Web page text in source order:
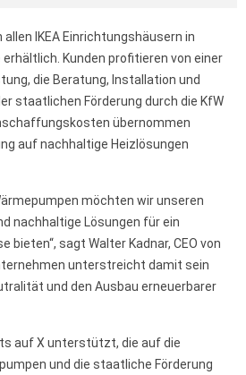
allen IKEA Einrichtungshäusern in
Kunden profitieren von einer
die Beratung, Installation und
staatlichen Förderung durch die KfW
übernommen
auf nachhaltige Heizlösungen
möchten wir unseren
nachhaltige Lösungen für ein
bieten“, sagt Walter Kadnar, CEO von
unterstreicht damit sein
und den Ausbau erneuerbarer
auf X unterstützt, die auf die
und die staatliche Förderung